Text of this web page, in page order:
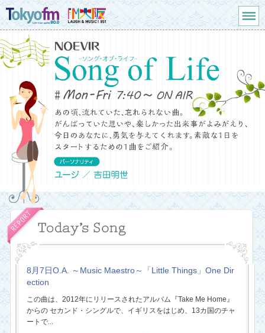
8月7日O.A. ～Music Maestro～「Little Things」One Dir
ection
この曲は、2012年にリリースされたアルバム『Take Me Home』
からの セカンド・シングルで、イギリスをはじめ、13カ国のチャ
ートで...